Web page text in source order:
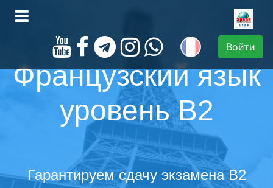
Войти
Французский язык
уровень B2
Гарантируем сдачу экзамена B2